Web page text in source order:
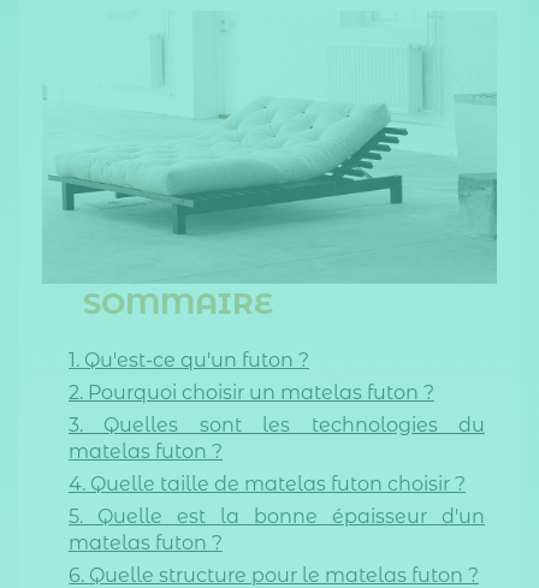
SOMMAIRE
1. Qu'est-ce qu'un futon ?
2. Pourquoi choisir un matelas futon ?
3. Quelles sont les technologies du
matelas futon ?
4. Quelle taille de matelas futon choisir ?
5. Quelle est la bonne épaisseur d'un
matelas futon ?
6. Quelle structure pour le matelas futon ?